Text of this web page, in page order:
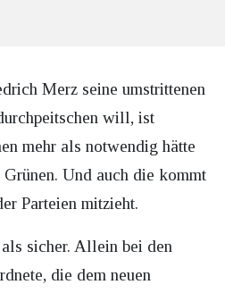
Merz seine umstrittenen
will, ist
mehr als notwendig hätte
Und auch die kommt
Parteien mitzieht.
sicher. Allein bei den
die dem neuen